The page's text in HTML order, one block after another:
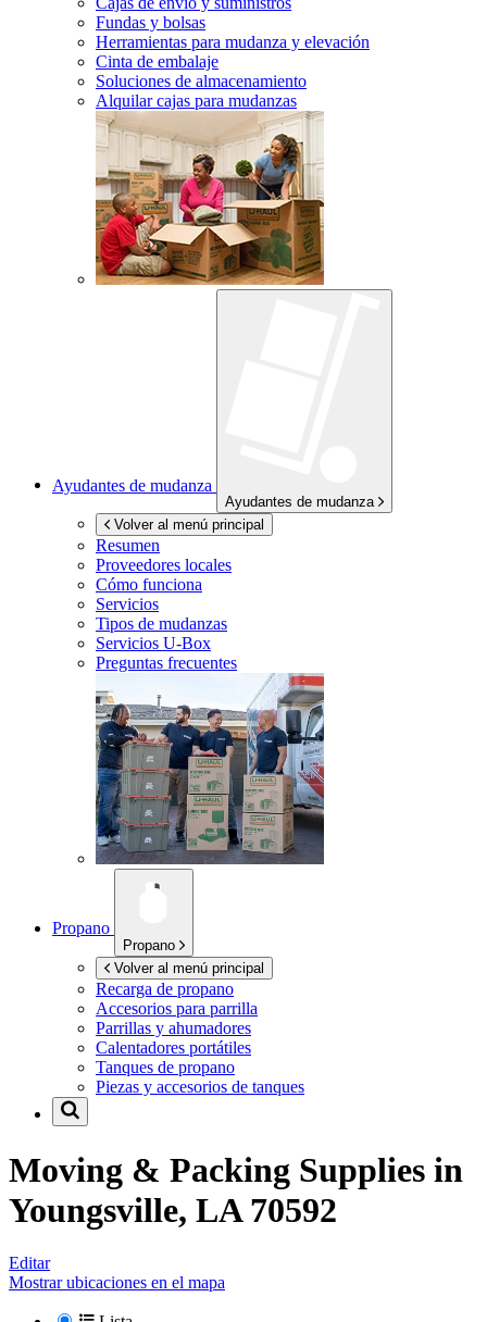
Fundas y bolsas
Herramientas para mudanza y elevación
Cinta de embalaje
Soluciones de almacenamiento
Alquilar cajas para mudanzas
Ayudantes de mudanza
Ayudantes de mudanza
Volver al menú principal
Resumen
Proveedores locales
Cómo funciona
Servicios
Tipos de mudanzas
Servicios U-Box
Preguntas frecuentes
Propano
Propano
Volver al menú principal
Recarga de propano
Accesorios para parrilla
Parrillas y ahumadores
Calentadores portátiles
Tanques de propano
Piezas y accesorios de tanques
Moving & Packing Supplies in
Youngsville, LA 70592
Editar
Mostrar ubicaciones en el mapa